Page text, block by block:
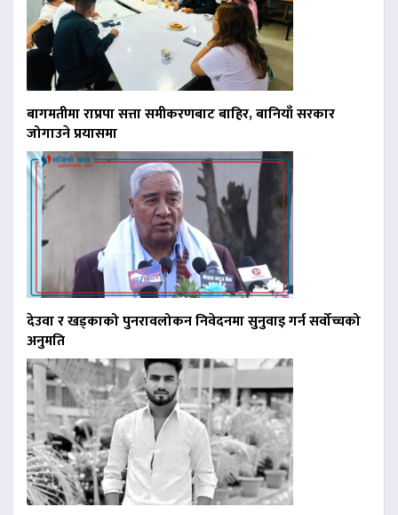
बागमतीमा राप्रपा सत्ता समीकरणबाट बाहिर, बानियाँ सरकार
जोगाउने प्रयासमा
देउवा र खड्काको पुनरावलोकन निवेदनमा सुनुवाइ गर्न सर्वोच्चको
अनुमति